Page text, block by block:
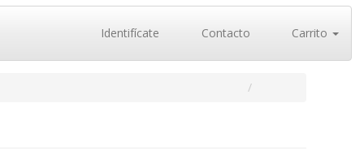
Identifícate Contacto Carrito